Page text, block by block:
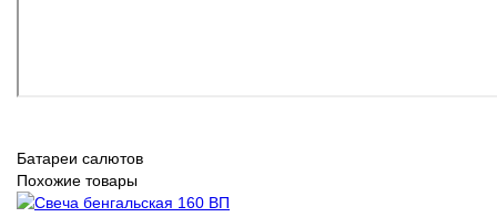
Батареи салютов
Похожие товары